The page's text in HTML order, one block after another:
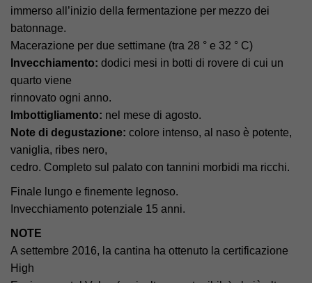
immerso all’inizio della fermentazione per mezzo dei
batonnage.
Macerazione per due settimane (tra 28 ° e 32 ° C)
Invecchiamento: dodici mesi in botti di rovere di cui un
quarto viene
rinnovato ogni anno.
Imbottigliamento: nel mese di agosto.
Note di degustazione: colore intenso, al naso è potente,
vaniglia, ribes nero,
cedro. Completo sul palato con tannini morbidi ma ricchi.
Finale lungo e finemente legnoso.
Invecchiamento potenziale 15 anni.
NOTE
A settembre 2016, la cantina ha ottenuto la certificazione
High